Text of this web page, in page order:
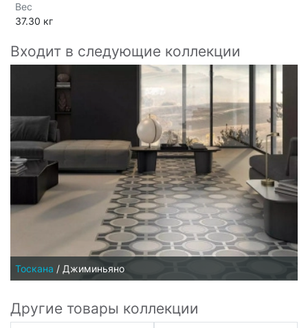
Вес
37.30 кг
Входит в следующие коллекции
Тоскана / Джиминьяно
Другие товары коллекции